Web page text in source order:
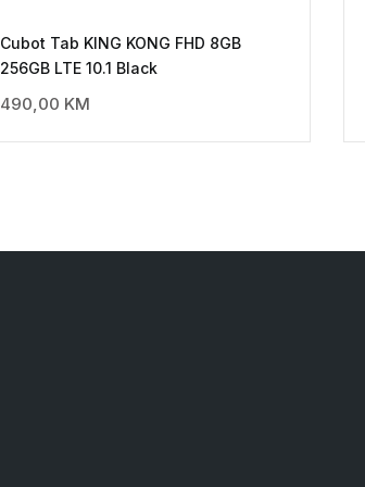
Cubot Tab KING KONG FHD 8GB
256GB LTE 10.1 Black
490,00 KM